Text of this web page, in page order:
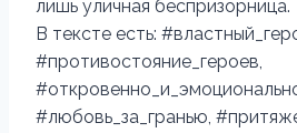
лишь уличная беспризорница.
В тексте есть:
#противостояние_героев,
#любовь_за_гранью,